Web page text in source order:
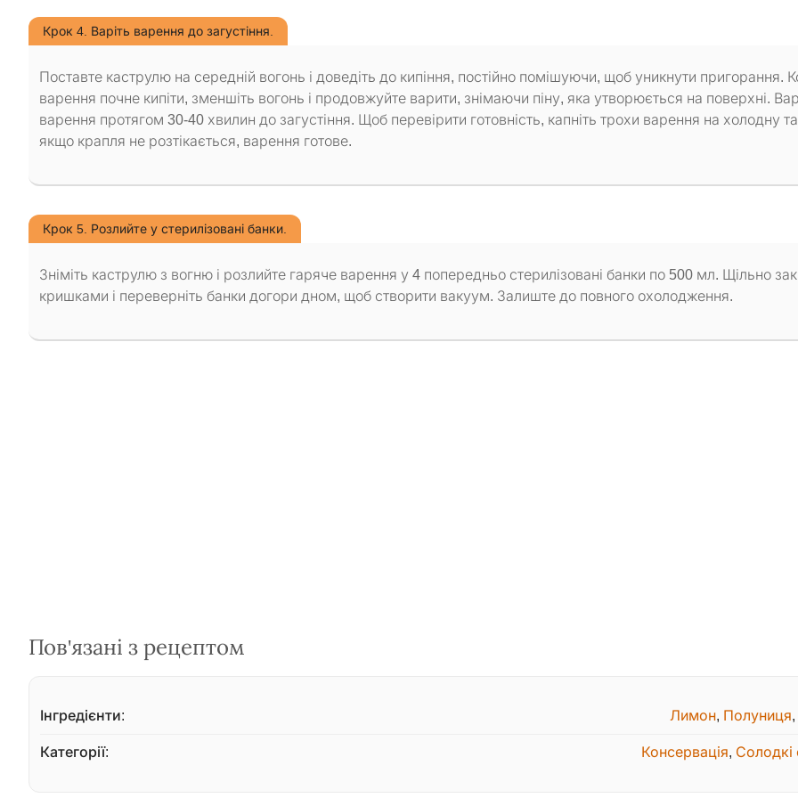
Крок 4. Варіть варення до загустіння.
Поставте каструлю на середній вогонь і доведіть до кипіння, постійно помішуючи, щоб уникнути пригорання.
варення почне кипіти, зменшіть вогонь і продовжуйте варити, знімаючи піну, яка утворюється на поверхні.
варення протягом 30-40 хвилин до загустіння. Щоб перевірити готовність, капніть трохи варення на холодну
якщо крапля не розтікається, варення готове.
Крок 5. Розлийте у стерилізовані банки.
Зніміть каструлю з вогню і розлийте гаряче варення у 4 попередньо стерилізовані банки по 500 мл. Щільно
кришками і переверніть банки догори дном, щоб створити вакуум. Залиште до повного охолодження.
Пов'язані з рецептом
Інгредієнти: Лимон, Полуниця,
Категорії: Консервація, Солодкі